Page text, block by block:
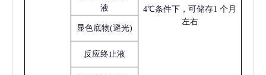
4℃条件下，可储存1 个月
左右
液
显色底物(避光)
反应终止液